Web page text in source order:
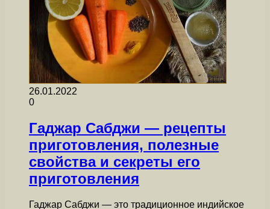
26.01.2022
0
Гаджар Сабджи — рецепты
приготовления, полезные
свойства и секреты его
приготовления
Гаджар Сабджи — это традиционное индийское